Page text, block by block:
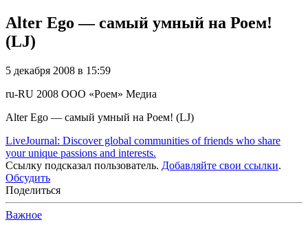
Alter Ego — самый умный на Роем!
(LJ)
5 декабря 2008 в 15:59
ru-RU 2008 ООО «Роем» Медиа
Alter Ego — самый умный на Роем! (LJ)
LiveJournal: Discover global communities of friends who share
your unique passions and interests.
Ссылку подсказал пользователь. Добавляйте свои ссылки.
Обсудить
Поделиться
Важное